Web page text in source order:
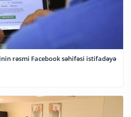
rəsmi Facebook səhifəsi istifadəyə